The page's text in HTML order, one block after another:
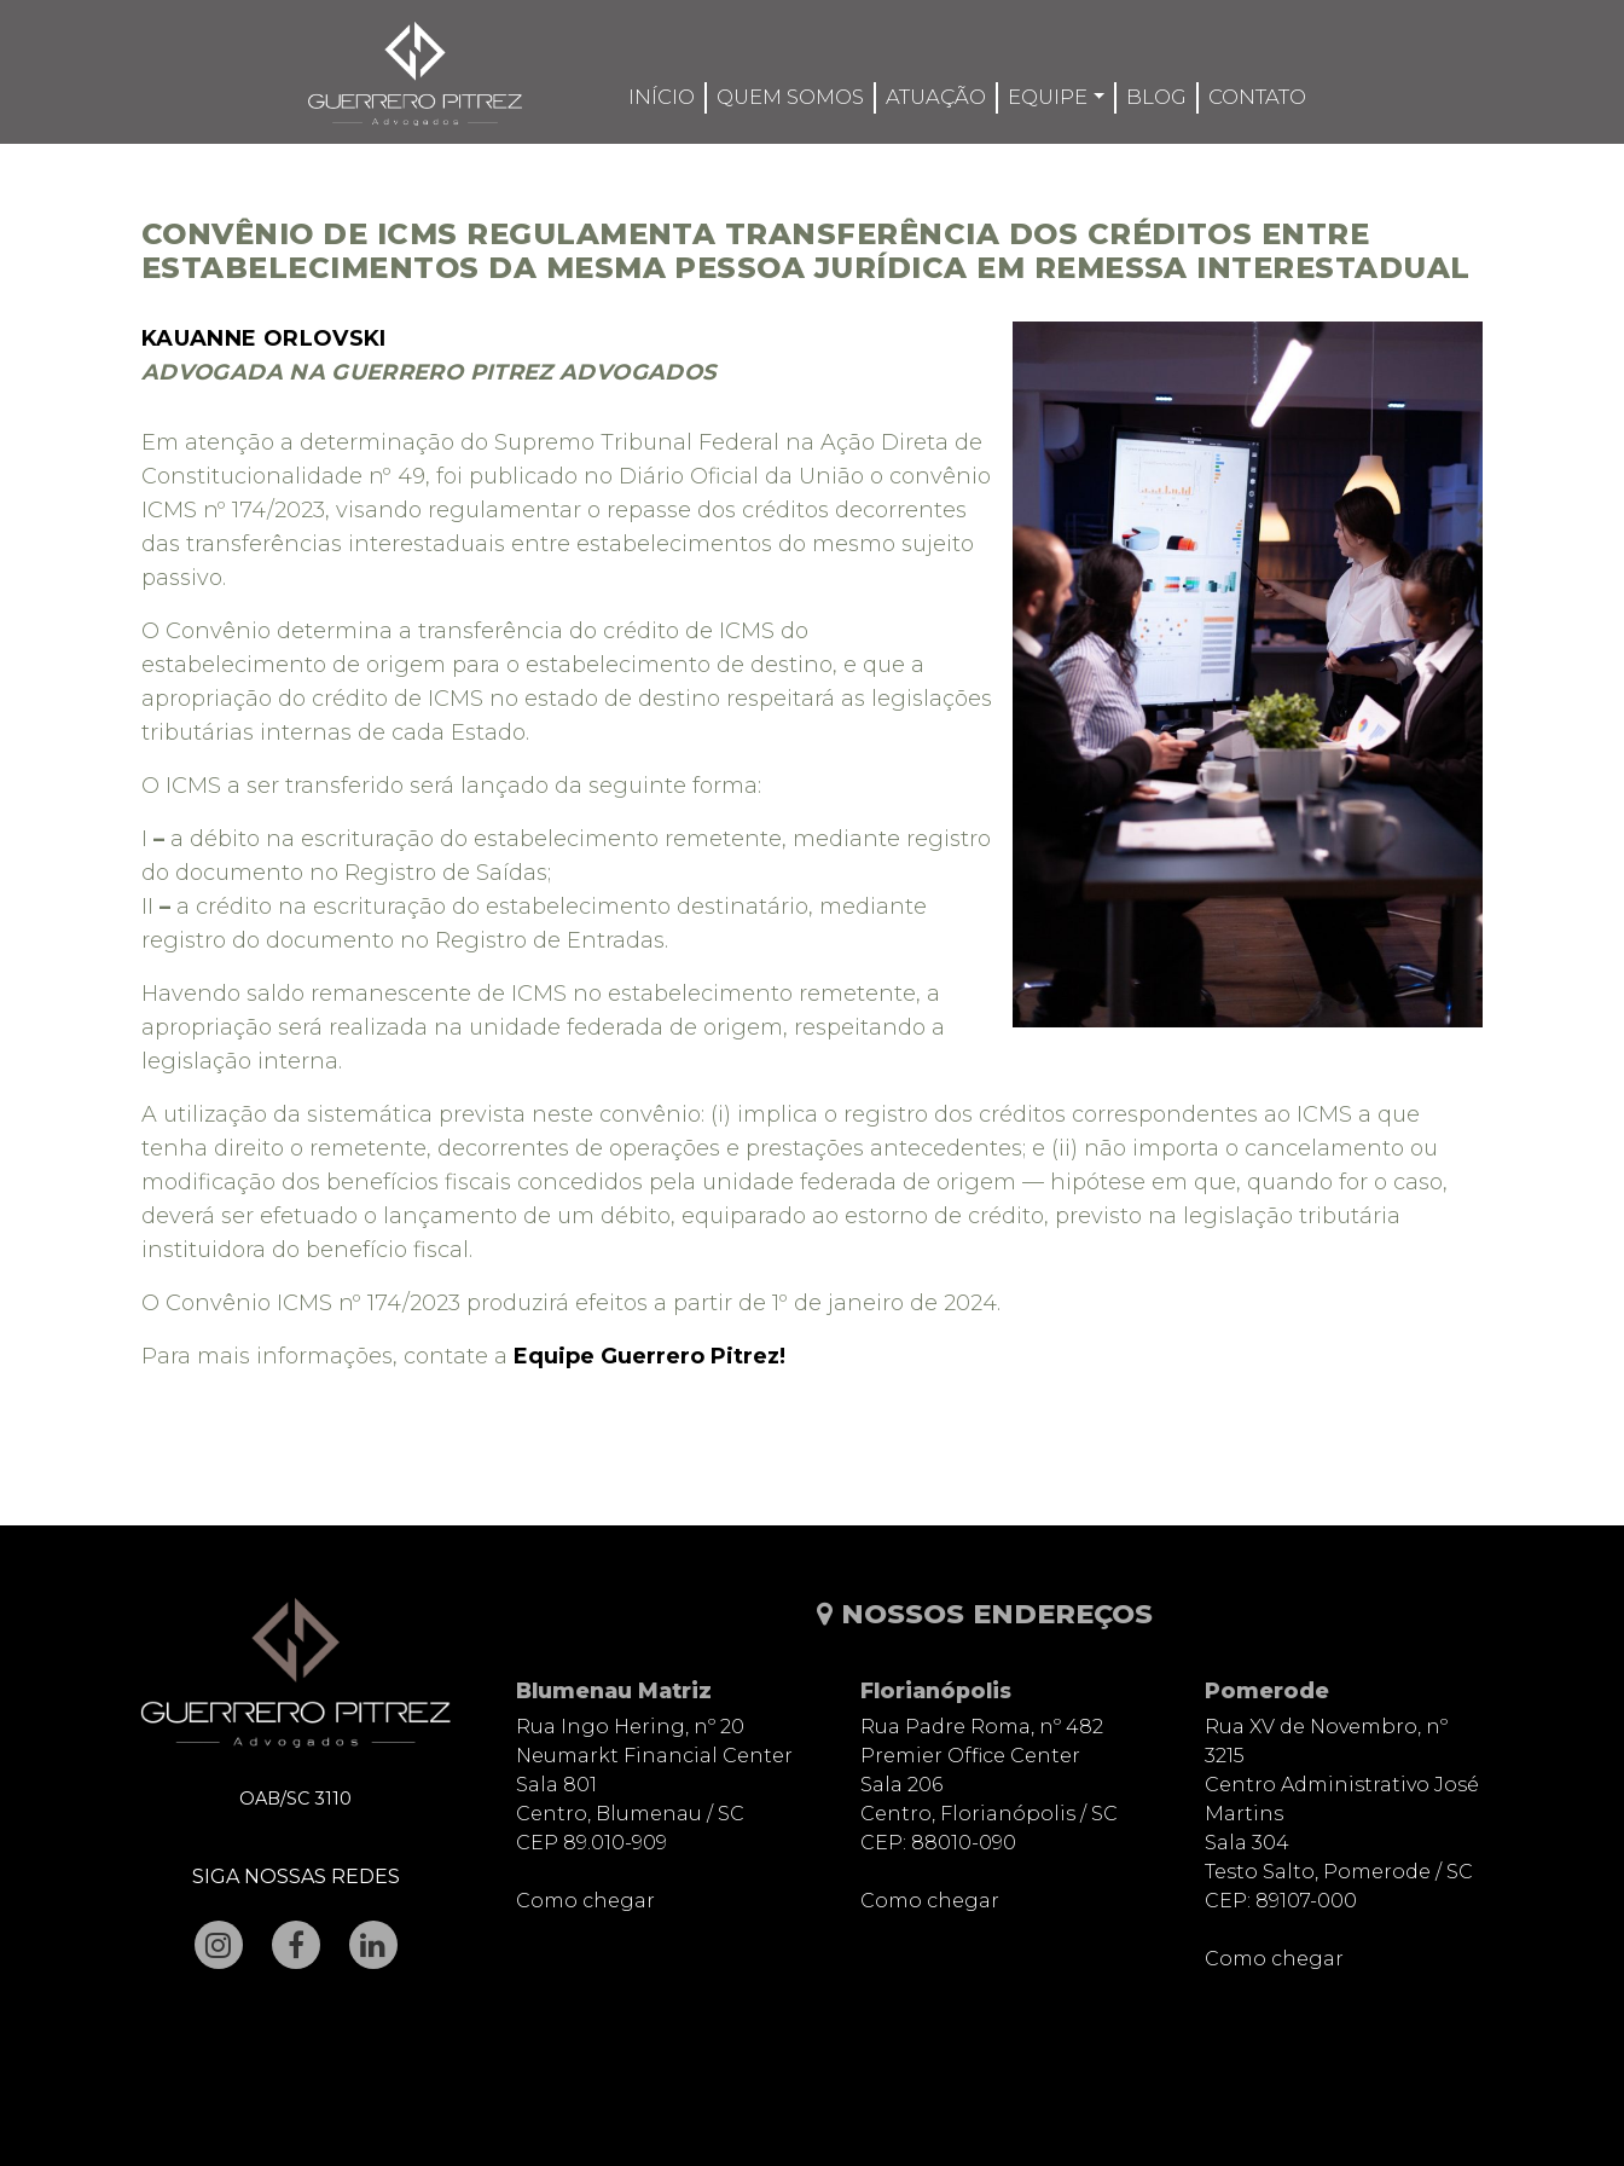
INÍCIO QUEM SOMOS ATUAÇÃO EQUIPE BLOG CONTATO
CONVÊNIO DE ICMS REGULAMENTA TRANSFERÊNCIA DOS CRÉDITOS ENTRE
ESTABELECIMENTOS DA MESMA PESSOA JURÍDICA EM REMESSA INTERESTADUAL
KAUANNE ORLOVSKI
ADVOGADA NA GUERRERO PITREZ ADVOGADOS
Em atenção a determinação do Supremo Tribunal Federal na Ação Direta de
Constitucionalidade nº 49, foi publicado no Diário Oficial da União o convênio
ICMS nº 174/2023, visando regulamentar o repasse dos créditos decorrentes
das transferências interestaduais entre estabelecimentos do mesmo sujeito
passivo.
O Convênio determina a transferência do crédito de ICMS do
estabelecimento de origem para o estabelecimento de destino, e que a
apropriação do crédito de ICMS no estado de destino respeitará as legislações
tributárias internas de cada Estado.
O ICMS a ser transferido será lançado da seguinte forma:
I – a débito na escrituração do estabelecimento remetente, mediante registro
do documento no Registro de Saídas;
II – a crédito na escrituração do estabelecimento destinatário, mediante
registro do documento no Registro de Entradas.
Havendo saldo remanescente de ICMS no estabelecimento remetente, a
apropriação será realizada na unidade federada de origem, respeitando a
legislação interna.
A utilização da sistemática prevista neste convênio: (i) implica o registro dos créditos correspondentes ao ICMS a que
tenha direito o remetente, decorrentes de operações e prestações antecedentes; e (ii) não importa o cancelamento ou
modificação dos benefícios fiscais concedidos pela unidade federada de origem — hipótese em que, quando for o caso,
deverá ser efetuado o lançamento de um débito, equiparado ao estorno de crédito, previsto na legislação tributária
instituidora do benefício fiscal.
O Convênio ICMS nº 174/2023 produzirá efeitos a partir de 1º de janeiro de 2024.
Para mais informações, contate a Equipe Guerrero Pitrez!
OAB/SC 3110
SIGA NOSSAS REDES
NOSSOS ENDEREÇOS
Blumenau Matriz
Rua Ingo Hering, nº 20
Neumarkt Financial Center
Sala 801
Centro, Blumenau / SC
CEP 89.010-909
Como chegar
Florianópolis
Rua Padre Roma, nº 482
Premier Office Center
Sala 206
Centro, Florianópolis / SC
CEP: 88010-090
Como chegar
Pomerode
Rua XV de Novembro, nº
3215
Centro Administrativo José
Martins
Sala 304
Testo Salto, Pomerode / SC
CEP: 89107-000
Como chegar